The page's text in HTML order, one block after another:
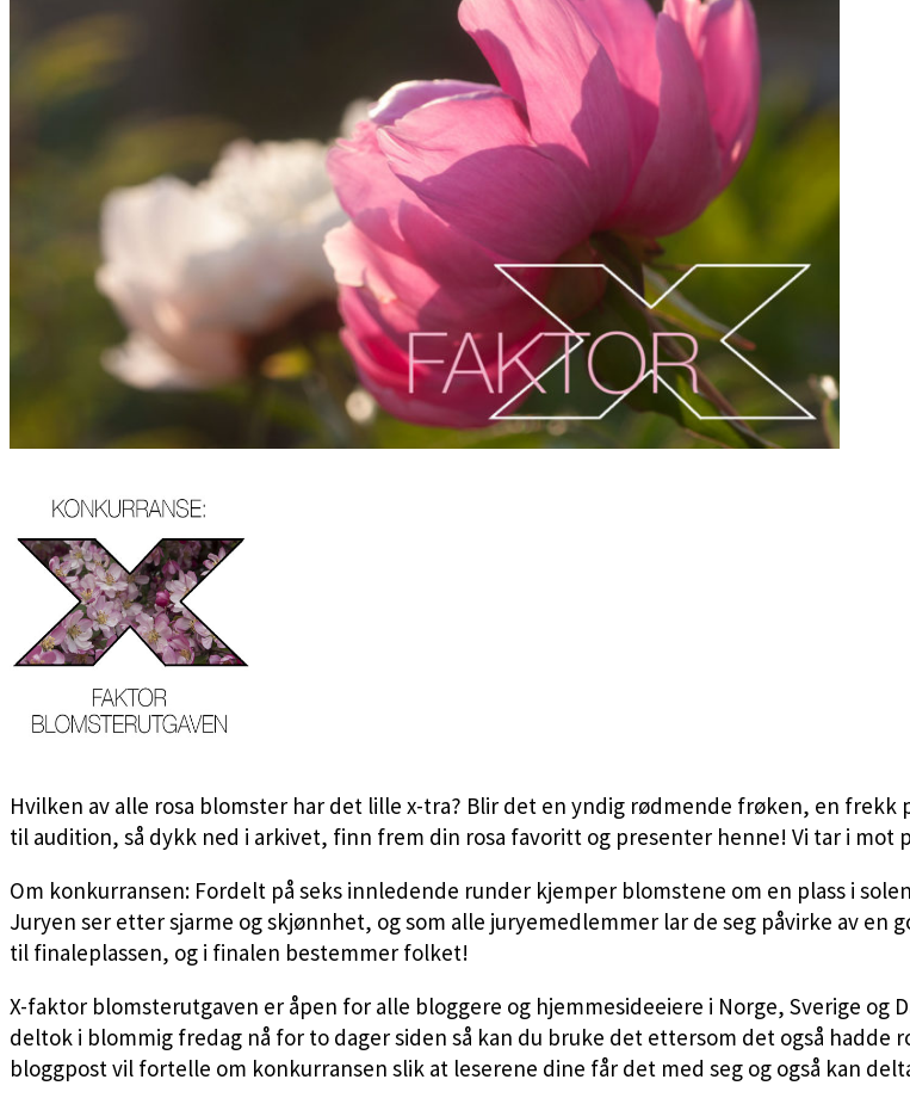
Hvilken av alle rosa blomster har det lille x-tra? Blir det en yndig rødmende frøken, en
til audition, så dykk ned i arkivet, finn frem din rosa favoritt og presenter henne! Vi tar i mot
Om konkurransen: Fordelt på seks innledende runder kjemper blomstene om en plass i
Juryen ser etter sjarme og skjønnhet, og som alle juryemedlemmer lar de seg påvirke av
til finaleplassen, og i finalen bestemmer folket!
X-faktor blomsterutgaven er åpen for alle bloggere og hjemmesideeiere i Norge, Sverige og
deltok i blommig fredag nå for to dager siden så kan du bruke det ettersom det også hadde
bloggpost vil fortelle om konkurransen slik at leserene dine får det med seg og også kan